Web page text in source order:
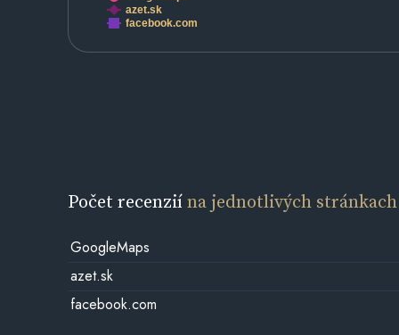
azet.sk
facebook.com
Počet recenziína jednotlivých stránkach
GoogleMaps
azet.sk
facebook.com